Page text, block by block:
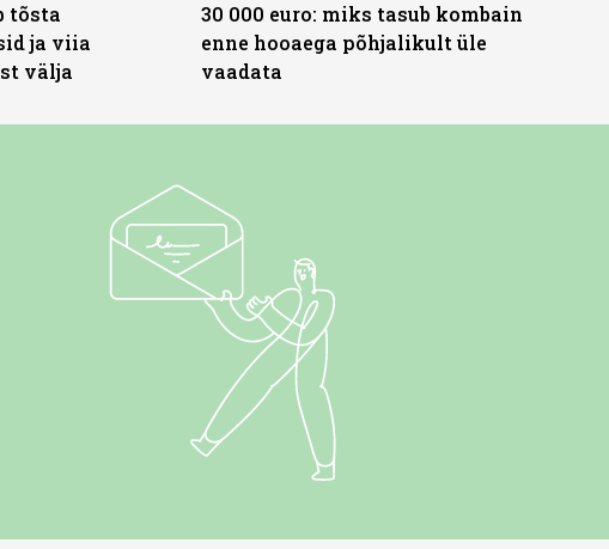
tõsta
ja viia
välja
30 000 euro: miks tasub kombain
enne hooaega põhjalikult üle
vaadata